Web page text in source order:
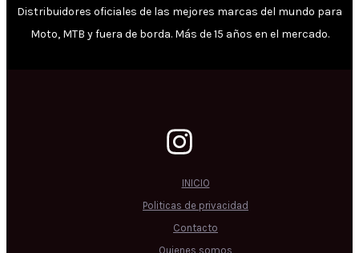
Distribuidores oficiales de las mejores marcas del mundo para
Moto, MTB y fuera de borda. Más de 15 años en el mercado.
INICIO
Politicas de privacidad
Contacto
Quienes somos